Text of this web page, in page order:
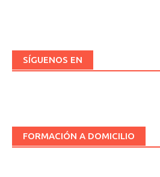
SÍGUENOS EN
FORMACIÓN A DOMICILIO